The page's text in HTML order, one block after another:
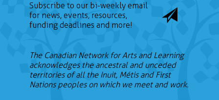
Subscribe to our bi-weekly email
for news, events, resources,
funding deadlines and more!
The Canadian Network for Arts and Learning
acknowledges the ancestral and unceded
territories of all the Inuit, Métis and First
Nations peoples on which we meet and work.